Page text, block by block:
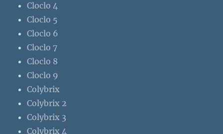
Cloclo 4
Cloclo 5
Cloclo 6
Cloclo 7
Cloclo 8
Cloclo 9
Colybrix
Colybrix 2
Colybrix 3
Colybrix 4